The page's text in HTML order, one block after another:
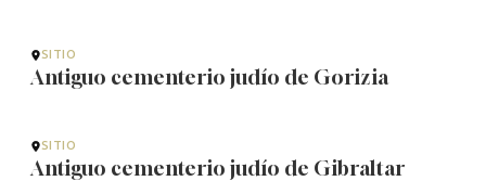
SITIO
Antiguo cementerio judío de Gorizia
SITIO
Antiguo cementerio judío de Gibraltar